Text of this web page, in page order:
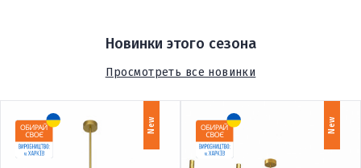
Новинки этого сезона
Просмотреть все новинки
New New